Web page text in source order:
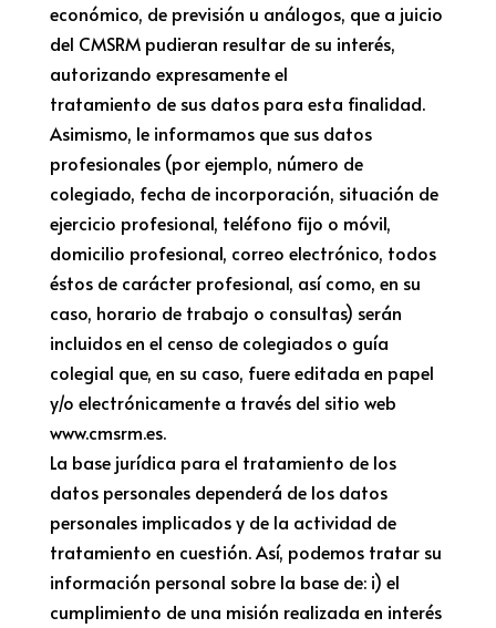
económico, de previsión u análogos, que a juicio
del CMSRM pudieran resultar de su interés,
autorizando expresamente el
tratamiento de sus datos para esta finalidad.
Asimismo, le informamos que sus datos
profesionales (por ejemplo, número de
colegiado, fecha de incorporación, situación de
ejercicio profesional, teléfono fijo o móvil,
domicilio profesional, correo electrónico, todos
éstos de carácter profesional, así como, en su
caso, horario de trabajo o consultas) serán
incluidos en el censo de colegiados o guía
colegial que, en su caso, fuere editada en papel
y/o electrónicamente a través del sitio web
www.cmsrm.es.
La base jurídica para el tratamiento de los
datos personales dependerá de los datos
personales implicados y de la actividad de
tratamiento en cuestión. Así, podemos tratar su
información personal sobre la base de: i) el
cumplimiento de una misión realizada en interés